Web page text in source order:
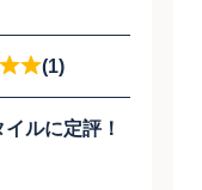
(1)
ルに定評！